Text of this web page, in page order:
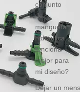
conjunto
de
manguera
hidráulica
funciona
mejor para
mi diseño?
Dejar un